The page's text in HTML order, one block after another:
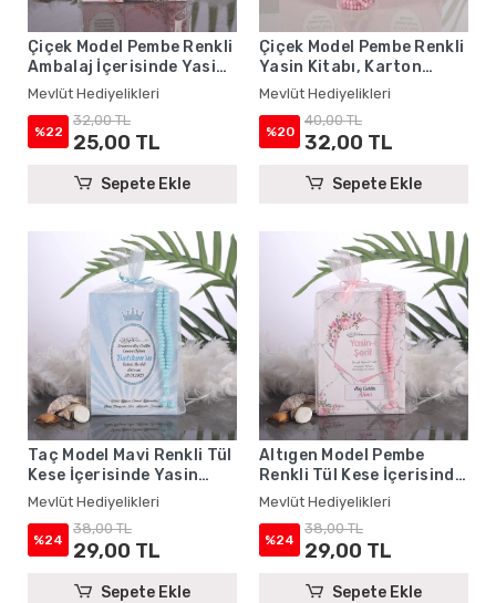
Çiçek Model Pembe Renkli
Ambalaj İçerisinde Yasin
Kitabı, Magnet ve Tesbih -
Mevlüt Hediyelikleri
Mevlüt Hediyelikleri
%22
32,00 TL
25,00 TL
Sepete Ekle
Çiçek Model Pembe Renkli
Yasin Kitabı, Karton
Çanta ve Tesbih - Mevlüt
Hediyelikleri
Mevlüt Hediyelikleri
%20
40,00 TL
32,00 TL
Sepete Ekle
Taç Model Mavi Renkli Tül
Kese İçerisinde Yasin
Kitabı ve Tesbih - Mevlüt
Hediyelikleri
Mevlüt Hediyelikleri
%24
38,00 TL
29,00 TL
Sepete Ekle
Altıgen Model Pembe
Renkli Tül Kese İçerisinde
Yasin Kitabı ve Tesbih -
Mevlüt Hediyelikleri
Mevlüt Hediyelikleri
%24
38,00 TL
29,00 TL
Sepete Ekle